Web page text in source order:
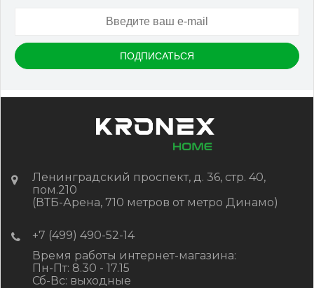
Ленинградский проспект, д. 36, стр. 40,
пом.210
(ВТБ-Арена, 710 метров от метро Динамо)
+7 (499) 490-52-14
Время работы интернет-магазина:
Пн-Пт: 8.30 - 17.15
Сб-Вс: выходные